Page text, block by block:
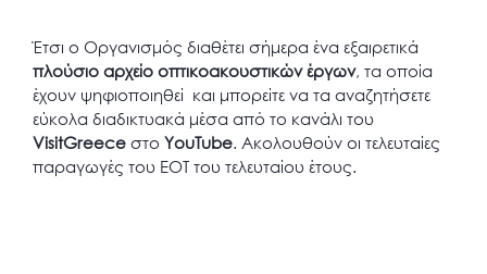
Έτσι ο Οργανισμός διαθέτει σήμερα ένα εξαιρετικά
πλούσιο αρχείο οπτικοακουστικών έργων, τα οποία
έχουν ψηφιοποιηθεί και μπορείτε να τα αναζητήσετε
εύκολα διαδικτυακά μέσα από το κανάλι του
VisitGreece στο YouTube. Ακολουθούν οι τελευταίες
παραγωγές του ΕΟΤ του τελευταίου έτους.